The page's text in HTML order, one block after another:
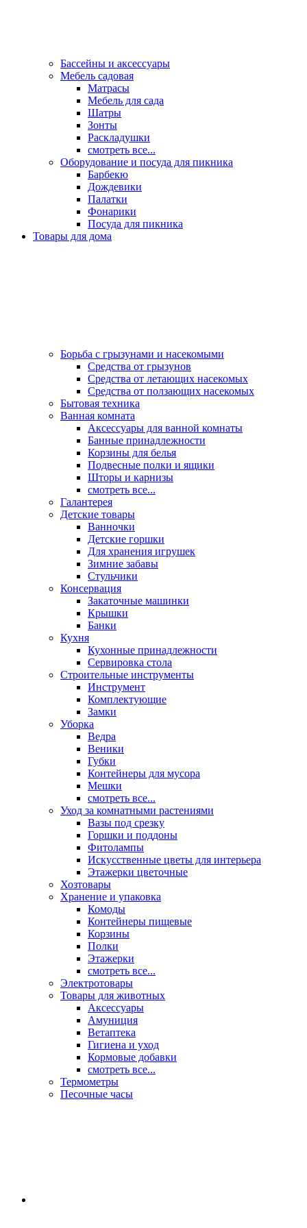
Бассейны и аксессуары
Мебель садовая
Матрасы
Мебель для сада
Шатры
Зонты
Раскладушки
смотреть все...
Оборудование и посуда для пикника
Барбекю
Дождевики
Палатки
Фонарики
Посуда для пикника
Товары для дома
Борьба с грызунами и насекомыми
Средства от грызунов
Средства от летающих насекомых
Средства от ползающих насекомых
Бытовая техника
Ванная комната
Аксессуары для ванной комнаты
Банные принадлежности
Корзины для белья
Подвесные полки и ящики
Шторы и карнизы
смотреть все...
Галантерея
Детские товары
Ванночки
Детские горшки
Для хранения игрушек
Зимние забавы
Стульчики
Консервация
Закаточные машинки
Крышки
Банки
Кухня
Кухонные принадлежности
Сервировка стола
Строительные инструменты
Инструмент
Комплектующие
Замки
Уборка
Ведра
Веники
Губки
Контейнеры для мусора
Мешки
смотреть все...
Уход за комнатными растениями
Вазы под срезку
Горшки и поддоны
Фитолампы
Искусственные цветы для интерьера
Этажерки цветочные
Хозтовары
Хранение и упаковка
Комоды
Контейнеры пищевые
Корзины
Полки
Этажерки
смотреть все...
Электротовары
Товары для животных
Аксессуары
Амуниция
Ветаптека
Гигиена и уход
Кормовые добавки
смотреть все...
Термометры
Песочные часы